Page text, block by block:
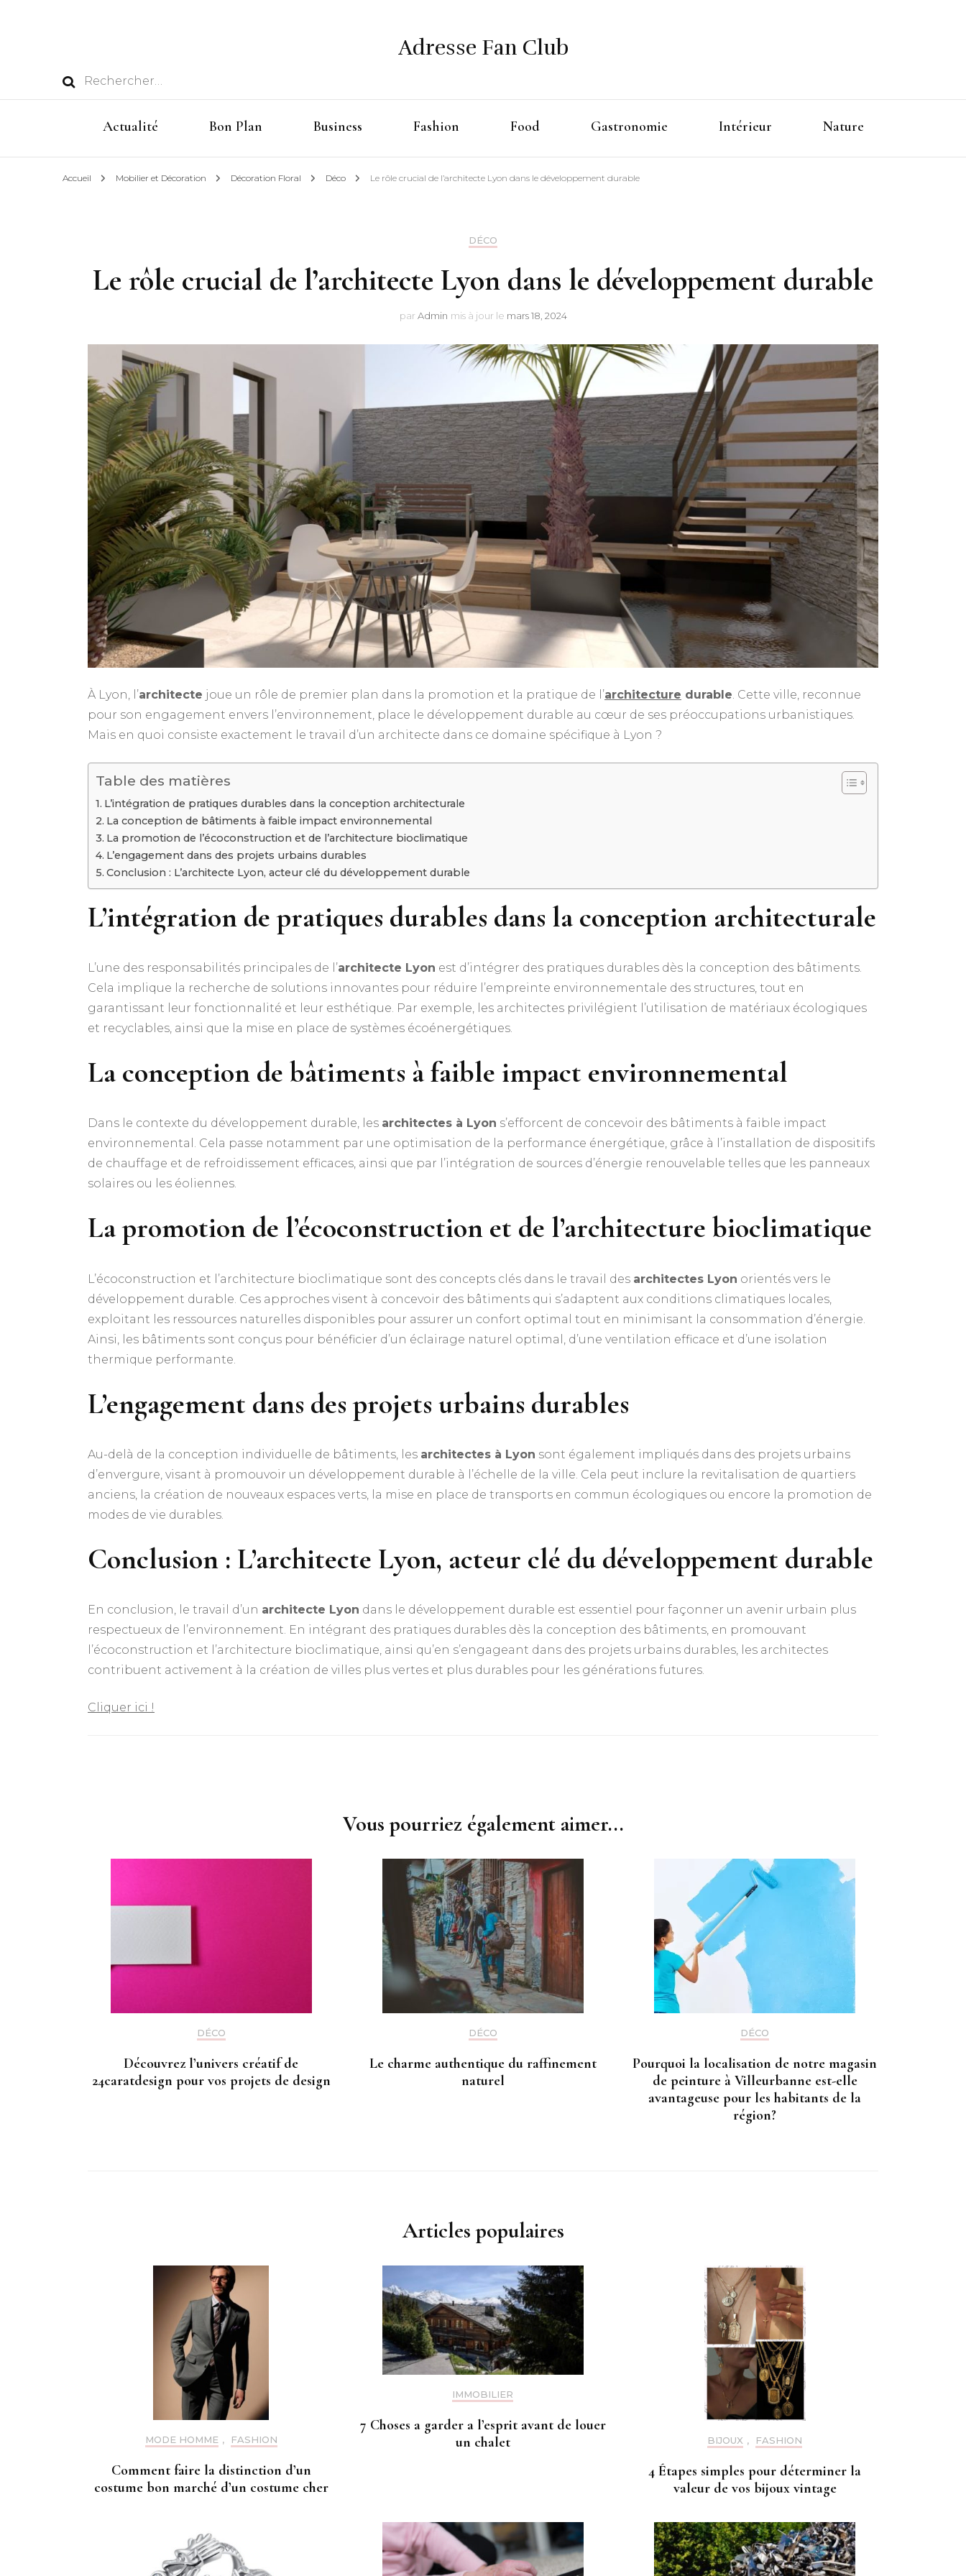
Rechercher :
Adresse Fan Club
Actualité Bon Plan Business Fashion Food Gastronomie Intérieur Nature
Accueil Mobilier et Décoration Décoration Floral Déco Le rôle crucial de l’architecte Lyon dans le développement durable
DÉCO
Le rôle crucial de l’architecte Lyon dans le développement durable
par Admin mis à jour le mars 18, 2024
À Lyon, l’architecte joue un rôle de premier plan dans la promotion et la pratique de l’architecture durable. Cette ville, reconnue
pour son engagement envers l’environnement, place le développement durable au cœur de ses préoccupations urbanistiques.
Mais en quoi consiste exactement le travail d’un architecte dans ce domaine spécifique à Lyon ?
Table des matières
L’intégration de pratiques durables dans la conception architecturale
La conception de bâtiments à faible impact environnemental
La promotion de l’écoconstruction et de l’architecture bioclimatique
L’engagement dans des projets urbains durables
Conclusion : L’architecte Lyon, acteur clé du développement durable
L’intégration de pratiques durables dans la conception architecturale
L’une des responsabilités principales de l’architecte Lyon est d’intégrer des pratiques durables dès la conception des bâtiments.
Cela implique la recherche de solutions innovantes pour réduire l’empreinte environnementale des structures, tout en
garantissant leur fonctionnalité et leur esthétique. Par exemple, les architectes privilégient l’utilisation de matériaux écologiques
et recyclables, ainsi que la mise en place de systèmes écoénergétiques.
La conception de bâtiments à faible impact environnemental
Dans le contexte du développement durable, les architectes à Lyon s’efforcent de concevoir des bâtiments à faible impact
environnemental. Cela passe notamment par une optimisation de la performance énergétique, grâce à l’installation de dispositifs
de chauffage et de refroidissement efficaces, ainsi que par l’intégration de sources d’énergie renouvelable telles que les panneaux
solaires ou les éoliennes.
La promotion de l’écoconstruction et de l’architecture bioclimatique
L’écoconstruction et l’architecture bioclimatique sont des concepts clés dans le travail des architectes Lyon orientés vers le
développement durable. Ces approches visent à concevoir des bâtiments qui s’adaptent aux conditions climatiques locales,
exploitant les ressources naturelles disponibles pour assurer un confort optimal tout en minimisant la consommation d’énergie.
Ainsi, les bâtiments sont conçus pour bénéficier d’un éclairage naturel optimal, d’une ventilation efficace et d’une isolation
thermique performante.
L’engagement dans des projets urbains durables
Au-delà de la conception individuelle de bâtiments, les architectes à Lyon sont également impliqués dans des projets urbains
d’envergure, visant à promouvoir un développement durable à l’échelle de la ville. Cela peut inclure la revitalisation de quartiers
anciens, la création de nouveaux espaces verts, la mise en place de transports en commun écologiques ou encore la promotion de
modes de vie durables.
Conclusion : L’architecte Lyon, acteur clé du développement durable
En conclusion, le travail d’un architecte Lyon dans le développement durable est essentiel pour façonner un avenir urbain plus
respectueux de l’environnement. En intégrant des pratiques durables dès la conception des bâtiments, en promouvant
l’écoconstruction et l’architecture bioclimatique, ainsi qu’en s’engageant dans des projets urbains durables, les architectes
contribuent activement à la création de villes plus vertes et plus durables pour les générations futures.
Cliquer ici !
Vous pourriez également aimer...
DÉCO
Découvrez l’univers créatif de
24caratdesign pour vos projets de design
DÉCO
Le charme authentique du raffinement
naturel
DÉCO
Pourquoi la localisation de notre magasin
de peinture à Villeurbanne est-elle
avantageuse pour les habitants de la
région?
Articles populaires
MODE HOMME , FASHION
Comment faire la distinction d’un
costume bon marché d’un costume cher
IMMOBILIER
7 Choses a garder a l’esprit avant de louer
un chalet
BIJOUX , FASHION
4 Étapes simples pour déterminer la
valeur de vos bijoux vintage